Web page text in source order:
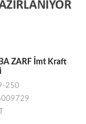
ZARF İmt Kraft
250